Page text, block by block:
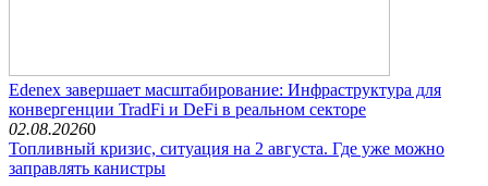
Edenex завершает масштабирование: Инфраструктура для
конвергенции TradFi и DeFi в реальном секторе
02.08.20260
Топливный кризис, ситуация на 2 августа. Где уже можно
заправлять канистры